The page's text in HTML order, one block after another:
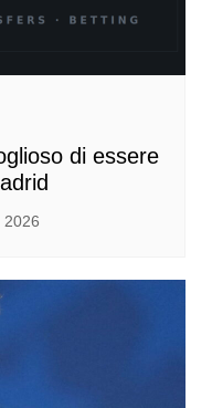
di essere
2026